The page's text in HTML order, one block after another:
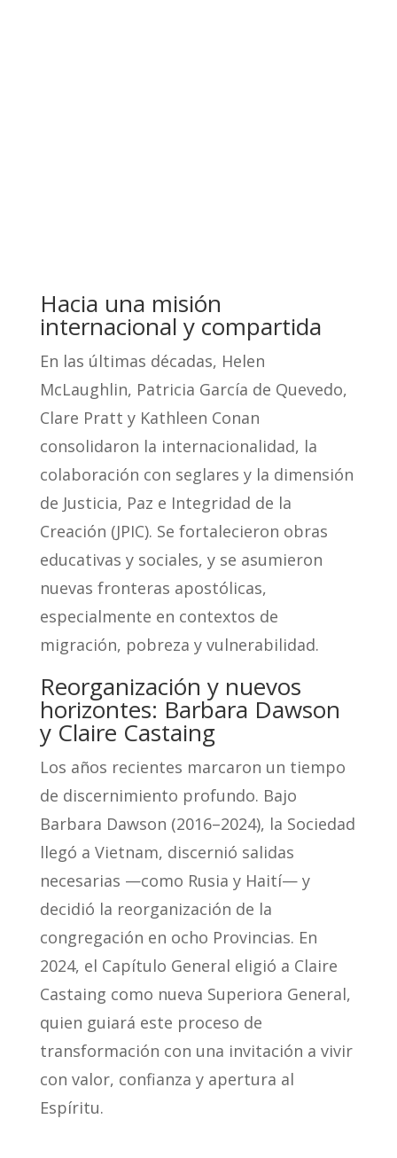
Hacia una misión
internacional y compartida
En las últimas décadas, Helen
McLaughlin, Patricia García de Quevedo,
Clare Pratt y Kathleen Conan
consolidaron la internacionalidad, la
colaboración con seglares y la dimensión
de Justicia, Paz e Integridad de la
Creación (JPIC). Se fortalecieron obras
educativas y sociales, y se asumieron
nuevas fronteras apostólicas,
especialmente en contextos de
migración, pobreza y vulnerabilidad.
Reorganización y nuevos
horizontes: Barbara Dawson
y Claire Castaing
Los años recientes marcaron un tiempo
de discernimiento profundo. Bajo
Barbara Dawson (2016–2024), la Sociedad
llegó a Vietnam, discernió salidas
necesarias —como Rusia y Haití— y
decidió la reorganización de la
congregación en ocho Provincias. En
2024, el Capítulo General eligió a Claire
Castaing como nueva Superiora General,
quien guiará este proceso de
transformación con una invitación a vivir
con valor, confianza y apertura al
Espíritu.